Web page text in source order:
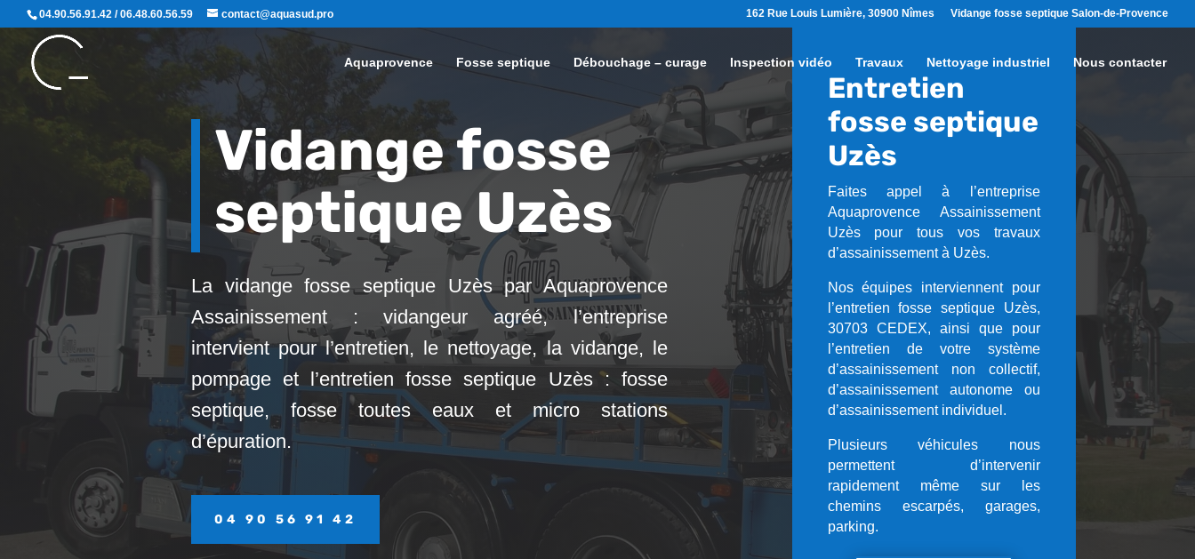
04.90.56.91.42 / 06.48.60.56.59 contact@aquasud.pro 162 Rue Louis Lumière, 30900 Nîmes Vidange fosse septique Salon-de-Provence
Aquaprovence Fosse septique Débouchage – curage Inspection vidéo Travaux Nettoyage industriel Nous contacter
Vidange fosse
septique Uzès
La vidange fosse septique Uzès par Aquaprovence
Assainissement : vidangeur agréé, l’entreprise
intervient pour l’entretien, le nettoyage, la vidange, le
pompage et l’entretien fosse septique Uzès : fosse
septique, fosse toutes eaux et micro stations
d’épuration.
04 90 56 91 42
Entretien
fosse septique
Uzès
Faites appel à l’entreprise
Aquaprovence Assainissement
Uzès pour tous vos travaux
d’assainissement à Uzès.
Nos équipes interviennent pour
l’entretien fosse septique Uzès,
30703 CEDEX, ainsi que pour
l’entretien de votre système
d’assainissement non collectif,
d’assainissement autonome ou
d’assainissement individuel.
Plusieurs véhicules nous
permettent d’intervenir
rapidement même sur les
chemins escarpés, garages,
parking.